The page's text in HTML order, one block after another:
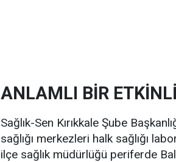
ANLAMLI BİR
Sağlık-Sen Kırıkkale Şube
sağlığı merkezleri halk sağlığı
ilçe sağlık müdürlüğü periferde